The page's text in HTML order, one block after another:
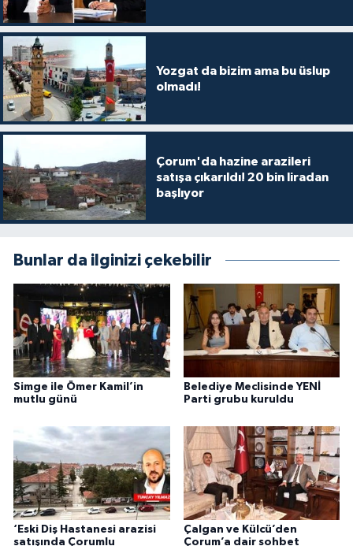
Yozgat da bizim ama bu üslup
olmadı!
Çorum'da hazine arazileri
satışa çıkarıldı! 20 bin liradan
başlıyor
Bunlar da ilginizi çekebilir
Simge ile Ömer Kamil’in
mutlu günü
Belediye Meclisinde YENİ
Parti grubu kuruldu
‘Eski Diş Hastanesi arazisi
satışında Çorumlu
Çalgan ve Külcü’den
Çorum’a dair sohbet